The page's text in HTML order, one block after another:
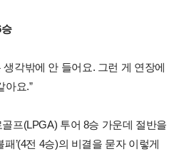
각밖에 안 들어요. 그런 게 연장에
아요.”
프(LPGA) 투어 8승 가운데 절반을
’(4전 4승)의 비결을 묻자 이렇게